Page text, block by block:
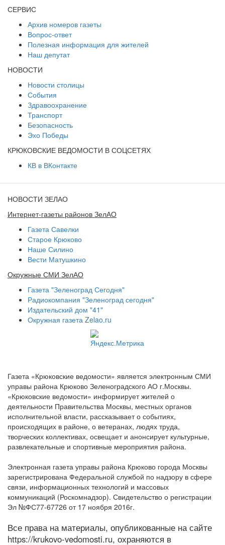
СЕРВИС
Архив номеров газеты
Вопрос-ответ
Полезная информация для жителей
Наш депутат
НОВОСТИ
Новости столицы
События
Здравоохранение
Транспорт
Безопасность
Эхо Победы
КРЮКОВСКИЕ ВЕДОМОСТИ В СОЦСЕТЯХ
КВ в ВКонтакте
НОВОСТИ ЗЕЛАО
Интернет-газеты районов ЗелАО
Газета Савелки
Старое Крюково
Наше Силино
Вести Матушкино
Окружные СМИ ЗелАО
Газета "Зеленоград Сегодня"
Радиокомпания "Зеленоград сегодня"
Издательский дом "41"
Окружная газета Zelao.ru
Газета «Крюковские ведомости» является электронным СМИ
управы района Крюково Зеленоградского АО г.Москвы.
«Крюковские ведомости» информирует жителей о
деятельности Правительства Москвы, местных органов
исполнительной власти, рассказывает о событиях,
происходящих в районе, о ветеранах, людях труда,
творческих коллективах, освещает и анонсирует культурные,
развлекательные и спортивные мероприятия района.
Электронная газета управы района Крюково города Москвы
зарегистрирована Федеральной службой по надзору в сфере
связи, информационных технологий и массовых
коммуникаций (Роскомнадзор). Свидетельство о регистрации
Эл №ФС77-67726 от 17 ноября 2016г.
Все права на материалы, опубликованные на сайте
https://krukovo-vedomosti.ru, охраняются в